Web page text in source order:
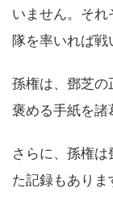
いません。そ
隊を率いれば戦
孫権は、鄧芝の
褒める手紙を諸
さらに、孫権は
た記録もありま